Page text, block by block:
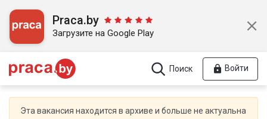
Praca.by
Загрузите на Google Play
Поиск Войти
Эта вакансия находится в архиве и больше не актуальна